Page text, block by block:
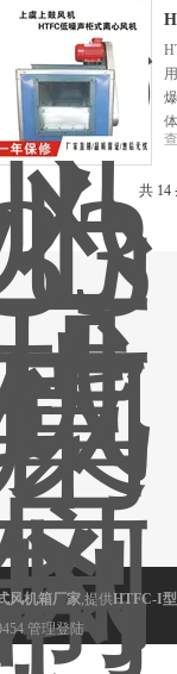
共
风机箱厂家,提供HTFC-I
管理登陆